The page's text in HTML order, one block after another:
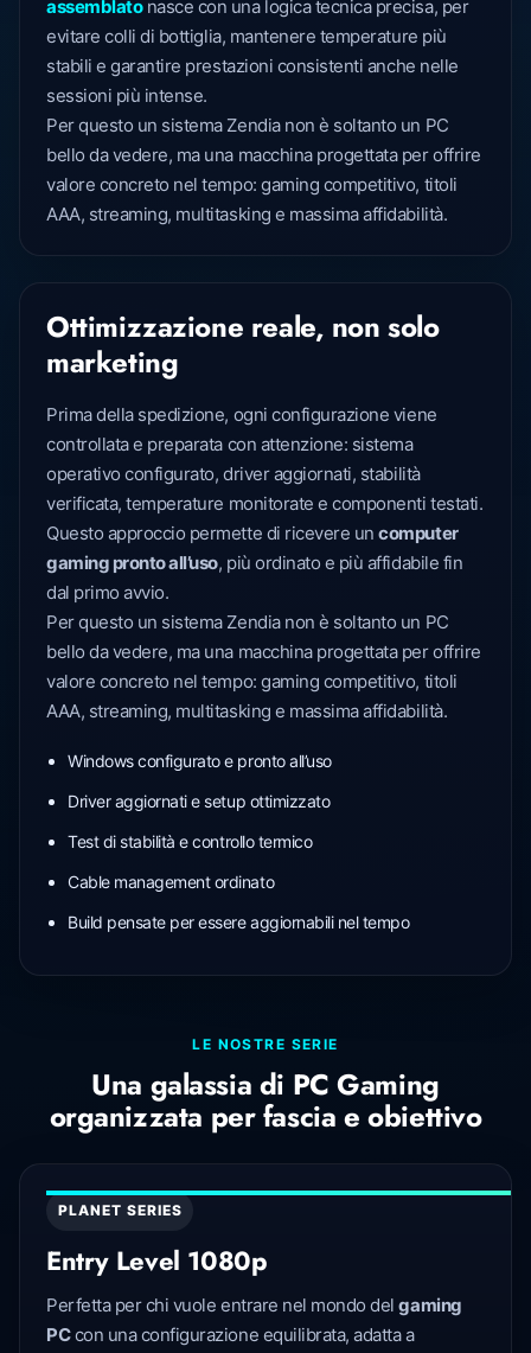
assemblatonasce con una logica tecnica precisa, per
evitare colli di bottiglia, mantenere temperature più
stabili e garantire prestazioni consistenti anche nelle
sessioni più intense.
Per questo un sistema Zendia non è soltanto un PC
bello da vedere, ma una macchina progettata per offrire
valore concreto nel tempo: gaming competitivo, titoli
AAA, streaming, multitasking e massima affidabilità.
Ottimizzazione reale, non solo
marketing
Prima della spedizione, ogni configurazione viene
controllata e preparata con attenzione: sistema
operativo configurato, driver aggiornati, stabilità
verificata, temperature monitorate e componenti testati.
Questo approccio permette di ricevere uncomputer
gaming pronto all’uso, più ordinato e più affidabile fin
dal primo avvio.
Per questo un sistema Zendia non è soltanto un PC
bello da vedere, ma una macchina progettata per offrire
valore concreto nel tempo: gaming competitivo, titoli
AAA, streaming, multitasking e massima affidabilità.
Windows configurato e pronto all’uso
Driver aggiornati e setup ottimizzato
Test di stabilità e controllo termico
Cable management ordinato
Build pensate per essere aggiornabili nel tempo
LE NOSTRE SERIE
Una galassia di PC Gaming
organizzata per fascia e obiettivo
PLANET SERIES
Entry Level 1080p
Perfetta per chi vuole entrare nel mondo delgaming
PCcon una configurazione equilibrata, adatta a